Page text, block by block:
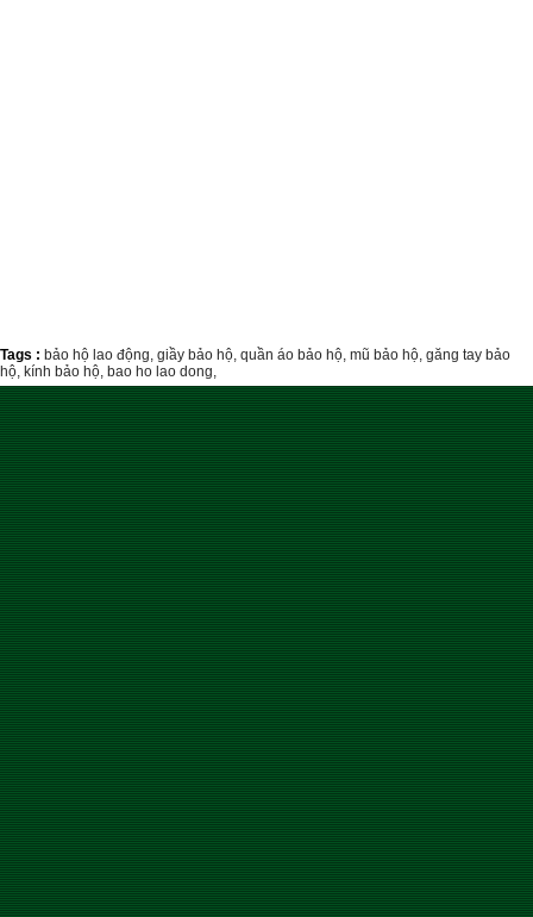
Tags : bảo hộ lao động, giầy bảo hộ, quần áo bảo hộ, mũ bảo hộ, găng tay bảo
hộ, kính bảo hộ, bao ho lao dong,